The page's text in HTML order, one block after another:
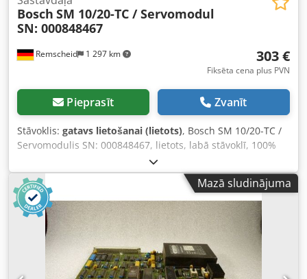
Remscheid 1 297 km
Bosch SM 10/20-TC / Servomodul
SN: 000848467
303 €
Fiksēta cena plus PVN
Pieprasīt Zvanīt
Stāvoklis: gatavs lietošanai (lietots), Bosch SM 10/20-TC /
Servomodulis SN: 000848467, lietots, labā stāvoklī, 100%
funkcionējošs, piegāde atbilstoši fotogrāfijām Csdpfxsy Np
Hre Agxorf
Mazā sludinājuma